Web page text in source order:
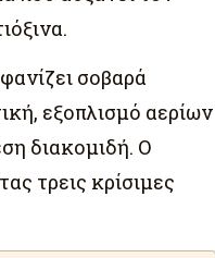
σοβαρά
εξοπλισμό αερίων
διακομιδή. Ο
τρεις κρίσιμες